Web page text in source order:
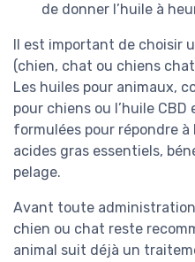
de donner l’huile à
Il est important de choisir
(chien, chat ou chiens
Les huiles pour animaux,
pour chiens ou l’huile
formulées pour répondre à
acides gras essentiels,
pelage.
Avant toute
chien ou chat reste
animal suit déjà un